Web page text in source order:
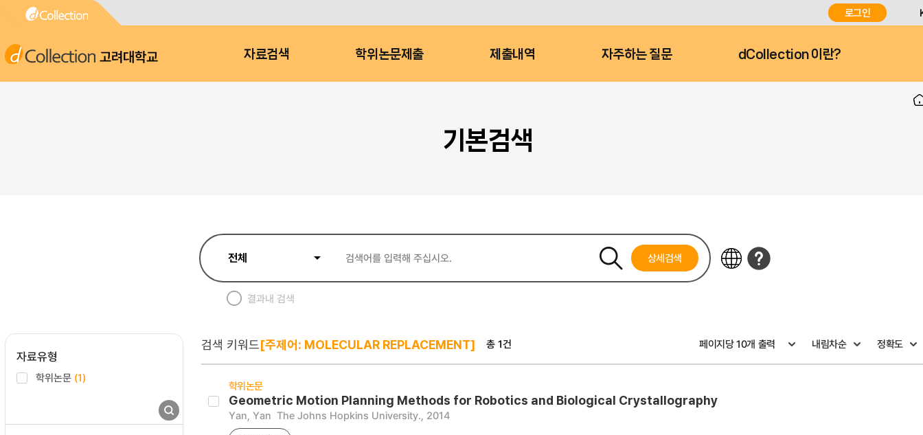
로그인
고려대학교 자료검색 학위논문제출 제출내역 자주하는 질문 dCollection 이란?
기본검색
상세검색
결과내 검색
자료유형
학위논문 (1)
검색 키워드[주제어: MOLECULAR REPLACEMENT] 총 1건
학위논문
Geometric Motion Planning Methods for Robotics and Biological Crystallography
Yan, Yan The Johns Hopkins University., 2014